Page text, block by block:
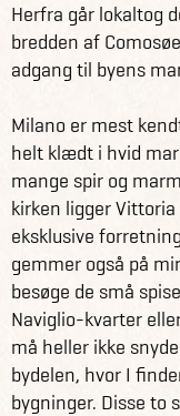
Herfra går lokaltog
bredden af
adgang til byens
Milano er mest
helt klædt i hvid
mange spir og
kirken ligger
eksklusive
gemmer også på
besøge de små
Naviglio-kvarter
må heller ikke
bydelen, hvor I
bygninger. Disse to